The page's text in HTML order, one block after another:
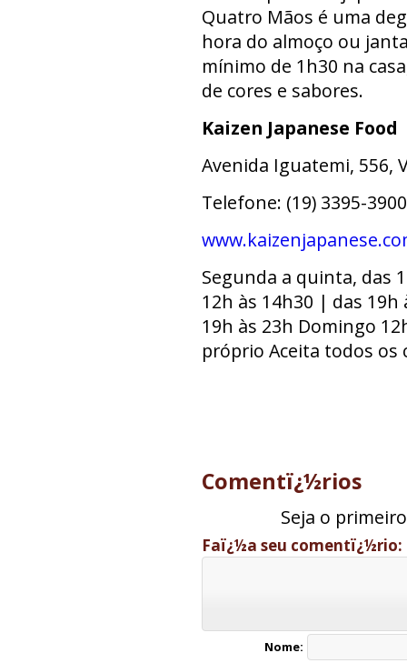
Quatro Mãos é uma
hora do almoço ou
mínimo de 1h30 na
de cores e sabores.
Kaizen Japanese Food
Avenida Iguatemi, 556,
Telefone: (19) 3395-3900
Segunda a quinta, das
12h às 14h30 | das 19h
19h às 23h Domingo
próprio Aceita todos
Comentï¿½rios
Seja o
Faï¿½a seu comentï¿½rio:
Nome: